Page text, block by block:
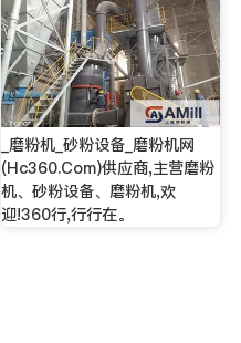
_磨粉机_砂粉设备_磨粉机网
(Hc360.Com)供应商,主营磨粉
机、砂粉设备、磨粉机,欢
迎!360行,行行在。